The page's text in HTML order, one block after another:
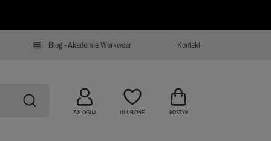
view_headline Blog - Akademia Workwear Kontakt
ZALOGUJ ULUBIONE KOSZYK